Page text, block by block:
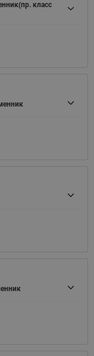
класс